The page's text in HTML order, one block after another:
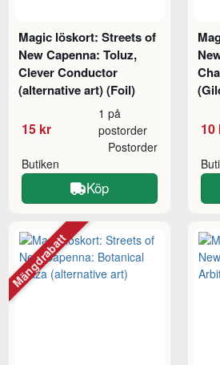
Magic löskort: Streets of
New Capenna: Toluz,
Clever Conductor
(alternative art) (Foil)
15 kr
1 på
postorder
Butiken
Postorder
Köp
10
Mängdrabatt